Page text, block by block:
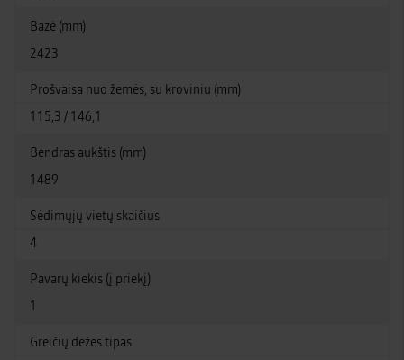
Bazė (mm)
2423
Prošvaisa nuo žemės, su kroviniu (mm)
115,3 / 146,1
Bendras aukštis (mm)
1489
Sėdimųjų vietų skaičius
4
Pavarų kiekis (į priekį)
1
Greičių dėžės tipas